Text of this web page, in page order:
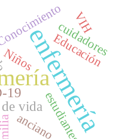
enfermería
vida
19 estudiantes
Educación
cuidadores
VIH
Niños
anciano